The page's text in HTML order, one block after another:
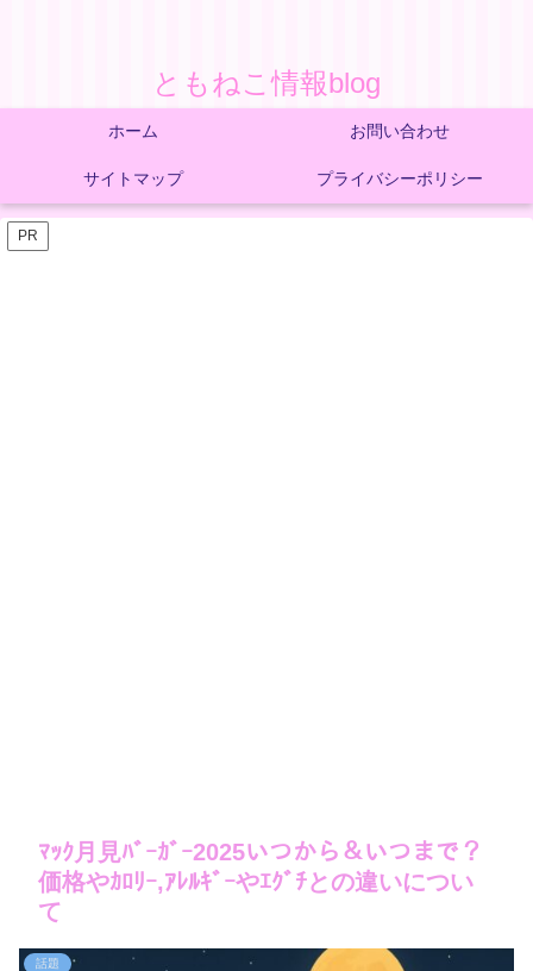
ともねこ情報blog
ホーム お問い合わせ
サイトマップ プライバシーポリシー
PR
ﾏｯｸ月見ﾊﾞｰｶﾞｰ2025いつから＆いつまで？
価格やｶﾛﾘｰ,ｱﾚﾙｷﾞｰやｴｸﾞﾁとの違いについ
て
話題